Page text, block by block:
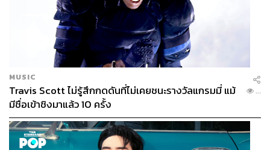
MUSIC
Travis Scott ไม่รู้สึกกดดันที่ไม่เคยชนะรางวัลแกรมมี่ แม้
มีชื่อเข้าชิงมาแล้ว 10 ครั้ง
...